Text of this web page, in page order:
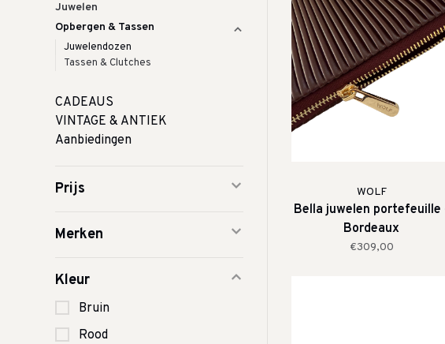
Juwelen
Opbergen & Tassen
Juwelendozen
Tassen & Clutches
CADEAUS
VINTAGE & ANTIEK
Aanbiedingen
Prijs
Merken
Kleur
Bruin
Rood
WOLF
Bella juwelen portefeuille
Bordeaux
€309,00